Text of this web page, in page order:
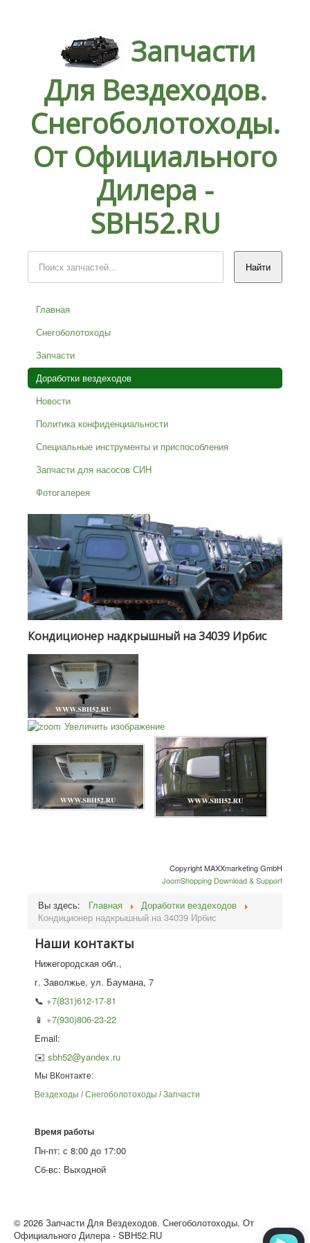
Запчасти
Для Вездеходов.
Снегоболотоходы.
От Официального
Дилера -
SBH52.RU
Главная
Снегоболотоходы
Запчасти
Доработки вездеходов
Новости
Политика конфиденциальности
Специальные инструменты и приспособления
Запчасти для насосов СИН
Фотогалерея
Кондиционер надкрышный на 34039 Ирбис
Увеличить изображение
Copyright MAXXmarketing GmbH
JoomShopping Download & Support
Вы здесь: Главная
Доработки вездеходов
Кондиционер надкрышный на 34039 Ирбис
Наши контакты
Нижегородская обл.,
г. Заволжье, ул. Баумана, 7
📞 +7(831)612-17-81
📱 +7(930)806-23-22
Email:
✉️ sbh52@yandex.ru
Мы ВКонтакте:
Вездеходы / Снегоболотоходы / Запчасти
Время работы
Пн-пт: с 8:00 до 17:00
Сб-вс: Выходной
© 2026 Запчасти Для Вездеходов. Снегоболотоходы. От
Официального Дилера - SBH52.RU